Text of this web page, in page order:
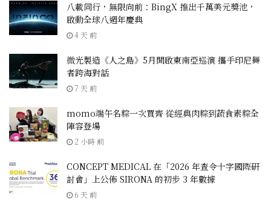
八載同行，無限向前：BingX 推出千萬美元獎池，
啟動全球八週年慶典
4 天 前
微光製造《人之島》5月開啟東南亞巡演 攜手印尼舞
者跨海對話
7 天 前
momo端午名粽一次買齊 從經典肉粽到蔬食素粽全
陣容登場
2 小時 前
CONCEPT MEDICAL 在「2026 年查令十字國際研
討會」上公佈 SIRONA 的初步 3 年數據
6 天 前